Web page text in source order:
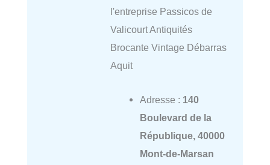
l'entreprise Passicos de
Valicourt Antiquités
Brocante Vintage Débarras
Aquit
Adresse : 140
Boulevard de la
République, 40000
Mont-de-Marsan